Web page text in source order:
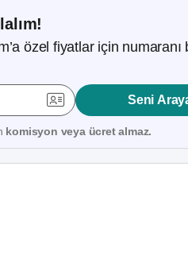
özel fiyatlar için numaranı
Seni
komisyon veya ücret almaz.